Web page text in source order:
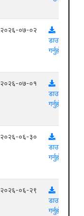
२०२६-०७-०२
डाउनलोड
गर्नुहोस्
२०२६-०७-०१
डाउनलोड
गर्नुहोस्
२०२६-०६-३०
डाउनलोड
गर्नुहोस्
२०२६-०६-२९
डाउनलोड
गर्नुहोस्